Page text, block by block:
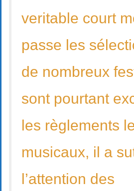
veritable court
passe les
de nombreux
sont pourtant
les règlements
musicaux, il a
l’attention des